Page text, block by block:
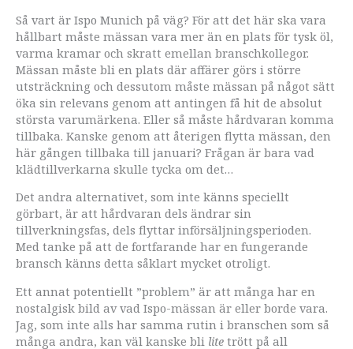
Så vart är Ispo Munich på väg? För att det här ska vara
hållbart måste mässan vara mer än en plats för tysk öl,
varma kramar och skratt emellan branschkollegor.
Mässan måste bli en plats där affärer görs i större
utsträckning och dessutom måste mässan på något sätt
öka sin relevans genom att antingen få hit de absolut
största varumärkena. Eller så måste hårdvaran komma
tillbaka. Kanske genom att återigen flytta mässan, den
här gången tillbaka till januari? Frågan är bara vad
klädtillverkarna skulle tycka om det…
Det andra alternativet, som inte känns speciellt
görbart, är att hårdvaran dels ändrar sin
tillverkningsfas, dels flyttar införsäljningsperioden.
Med tanke på att de fortfarande har en fungerande
bransch känns detta såklart mycket otroligt.
Ett annat potentiellt ”problem” är att många har en
nostalgisk bild av vad Ispo-mässan är eller borde vara.
Jag, som inte alls har samma rutin i branschen som så
många andra, kan väl kanske bli lite trött på all